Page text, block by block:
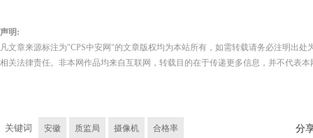
声明:
凡文章来源标注为"CPS中安网"的文章版权均为本站所有，如需转载请务必注明出处
相关法律责任。非本网作品均来自互联网，转载目的在于传递更多信息，并不代表
关键词 安徽 质监局 摄像机 合格率 分